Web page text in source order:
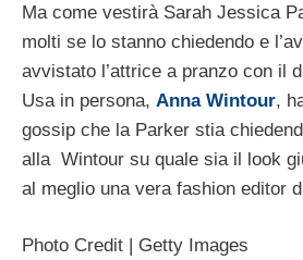
Ma come vestirà Sarah Jessica
molti se lo stanno chiedendo e
avvistato l’attrice a pranzo con il
Usa in persona, Anna Wintour,
gossip che la Parker stia
alla Wintour su quale sia il look
al meglio una vera fashion editor
Photo Credit | Getty Images